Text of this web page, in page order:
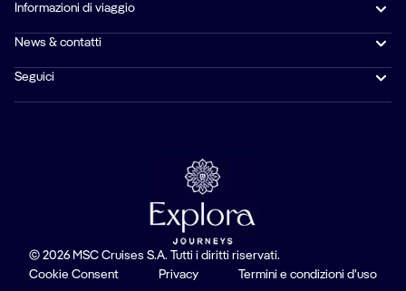
Informazioni di viaggio
News & contatti
Seguici
© 2026 MSC Cruises S.A. Tutti i diritti riservati.
Cookie Consent
Privacy Termini e condizioni d'uso